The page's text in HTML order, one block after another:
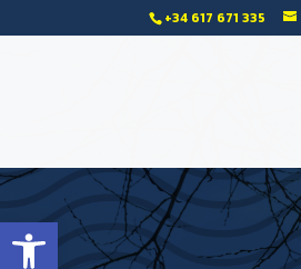
Ouvrir la barre d’outils
‭+34 617 671 335‬